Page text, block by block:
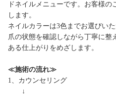
ドネイルメニューです。お客様
します。
ネイルカラーは3色までお選びいた
爪の状態を確認しながら丁寧に整
ある仕上がりをめざします。
≪施術の流れ≫
1、カウンセリング
↓